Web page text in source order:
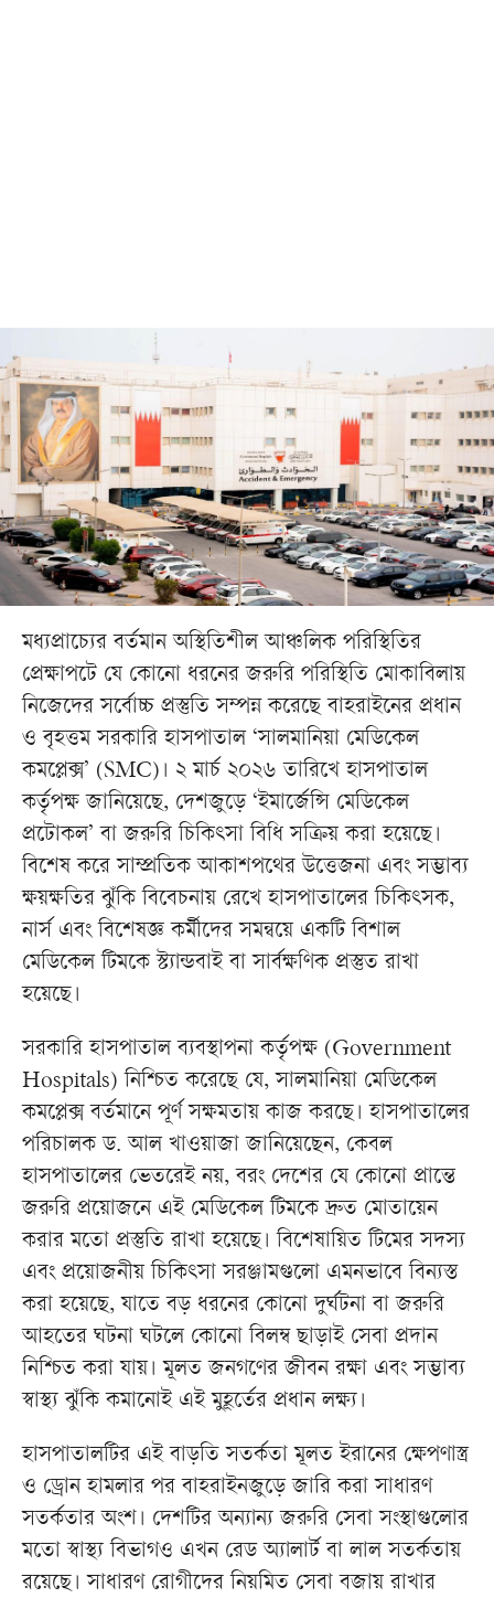
মধ্যপ্রাচ্যের বর্তমান অস্থিতিশীল আঞ্চলিক পরিস্থিতির
প্রেক্ষাপটে যে কোনো ধরনের জরুরি পরিস্থিতি মোকাবিলায়
নিজেদের সর্বোচ্চ প্রস্তুতি সম্পন্ন করেছে বাহরাইনের প্রধান
ও বৃহত্তম সরকারি হাসপাতাল ‘সালমানিয়া মেডিকেল
কমপ্লেক্স’ (SMC)। ২ মার্চ ২০২৬ তারিখে হাসপাতাল
কর্তৃপক্ষ জানিয়েছে, দেশজুড়ে ‘ইমার্জেন্সি মেডিকেল
প্রটোকল’ বা জরুরি চিকিৎসা বিধি সক্রিয় করা হয়েছে।
বিশেষ করে সাম্প্রতিক আকাশপথের উত্তেজনা এবং সম্ভাব্য
ক্ষয়ক্ষতির ঝুঁকি বিবেচনায় রেখে হাসপাতালের চিকিৎসক,
নার্স এবং বিশেষজ্ঞ কর্মীদের সমন্বয়ে একটি বিশাল
মেডিকেল টিমকে স্ট্যান্ডবাই বা সার্বক্ষণিক প্রস্তুত রাখা
হয়েছে।
সরকারি হাসপাতাল ব্যবস্থাপনা কর্তৃপক্ষ (Government
Hospitals) নিশ্চিত করেছে যে, সালমানিয়া মেডিকেল
কমপ্লেক্স বর্তমানে পূর্ণ সক্ষমতায় কাজ করছে। হাসপাতালের
পরিচালক ড. আল খাওয়াজা জানিয়েছেন, কেবল
হাসপাতালের ভেতরেই নয়, বরং দেশের যে কোনো প্রান্তে
জরুরি প্রয়োজনে এই মেডিকেল টিমকে দ্রুত মোতায়েন
করার মতো প্রস্তুতি রাখা হয়েছে। বিশেষায়িত টিমের সদস্য
এবং প্রয়োজনীয় চিকিৎসা সরঞ্জামগুলো এমনভাবে বিন্যস্ত
করা হয়েছে, যাতে বড় ধরনের কোনো দুর্ঘটনা বা জরুরি
আহতের ঘটনা ঘটলে কোনো বিলম্ব ছাড়াই সেবা প্রদান
নিশ্চিত করা যায়। মূলত জনগণের জীবন রক্ষা এবং সম্ভাব্য
স্বাস্থ্য ঝুঁকি কমানোই এই মুহূর্তের প্রধান লক্ষ্য।
হাসপাতালটির এই বাড়তি সতর্কতা মূলত ইরানের ক্ষেপণাস্ত্র
ও ড্রোন হামলার পর বাহরাইনজুড়ে জারি করা সাধারণ
সতর্কতার অংশ। দেশটির অন্যান্য জরুরি সেবা সংস্থাগুলোর
মতো স্বাস্থ্য বিভাগও এখন রেড অ্যালার্ট বা লাল সতর্কতায়
রয়েছে। সাধারণ রোগীদের নিয়মিত সেবা বজায় রাখার